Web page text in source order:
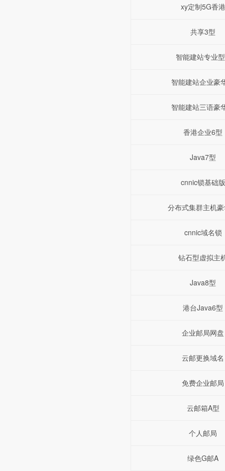
xy定制5G香港
共享3型
智能建站专业
智能建站企业豪
智能建站三语豪
香港企业6型
Java7型
cnnic锁基础版
分布式集群主机
cnnic域名锁
钻石型虚拟主
Java8型
港台Java6型
企业邮局网盘
云邮更换域名
免费企业邮局
云邮箱A型
个人邮局
绿色G邮A